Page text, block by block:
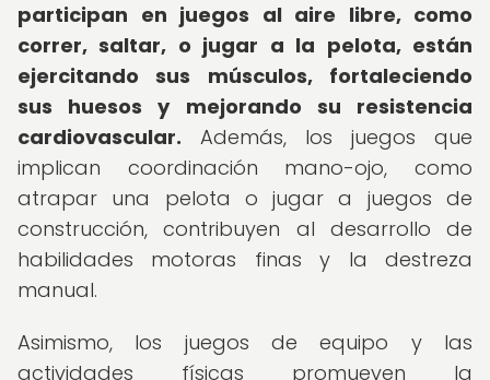
participan en juegos al aire libre, como
correr, saltar, o jugar a la pelota, están
ejercitando sus músculos, fortaleciendo
sus huesos y mejorando su resistencia
cardiovascular. Además, los juegos que
implican coordinación mano-ojo, como
atrapar una pelota o jugar a juegos de
construcción, contribuyen al desarrollo de
habilidades motoras finas y la destreza
manual.
Asimismo, los juegos de equipo y las
actividades físicas promueven la